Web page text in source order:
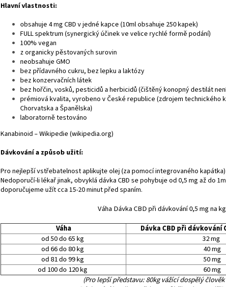
Hlavní vlastnosti:
obsahuje 4 mg CBD v jedné kapce (10ml obsahuje 250 kapek)
FULL spektrum (synergický účinek ve velice rychlé formě podání)
100% vegan
z organicky pěstovaných surovin
neobsahuje GMO
bez přídavného cukru, bez lepku a laktózy
bez konzervačních látek
bez hořčin, vosků, pesticidů a herbicidů (čištěný konopný destilát
prémiová kvalita, vyrobeno v České republice (zdrojem
Chorvatska a Španělska)
laboratorně testováno
Kanabinoid – Wikipedie (wikipedia.org)
Dávkování a způsob užití:
Pro nejlepší vstřebatelnost aplikujte olej (za pomocí integrovaného
Nedoporučí-li lékař jinak, obvyklá dávka CBD se pohybuje od 0,5 mg až do
doporučujeme užít cca 15-20 minut před spaním.
Váha Dávka CBD při dávkování 0,5 mg na
Váha
Dávka CBD při dávkování
od 50 do 65 kg
32 mg
od 66 do 80 kg
40 mg
od 81 do 99 kg
50 mg
od 100 do 120 kg
60 mg
(Pro lepší představu: 80kg vážící dospělý